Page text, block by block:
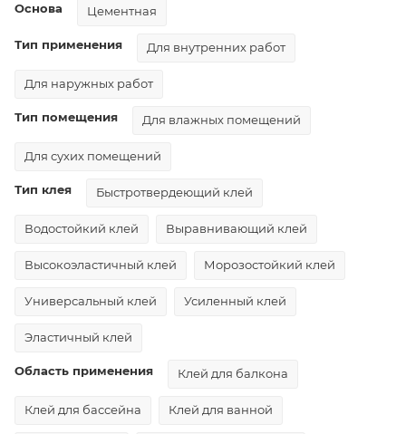
Основа Цементная
Тип применения Для внутренних работ
Для наружных работ
Тип помещения Для влажных помещений
Для сухих помещений
Тип клея Быстротвердеющий клей
Водостойкий клей Выравнивающий клей
Высокоэластичный клей Морозостойкий клей
Универсальный клей Усиленный клей
Эластичный клей
Область применения Клей для балкона
Клей для бассейна Клей для ванной